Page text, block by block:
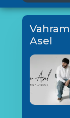
Asel